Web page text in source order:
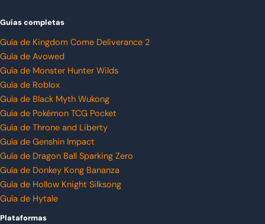
Guías completas
Guía de Kingdom Come Deliverance 2
Guía de Avowed
Guía de Monster Hunter Wilds
Guía de Roblox
Guía de Black Myth Wukong
Guía de Pokémon TCG Pocket
Guía de Throne and Liberty
Guía de Genshin Impact
Guía de Dragon Ball Sparking Zero
Guía de Donkey Kong Bananza
Guía de Hollow Knight Silksong
Guía de Hytale
Plataformas